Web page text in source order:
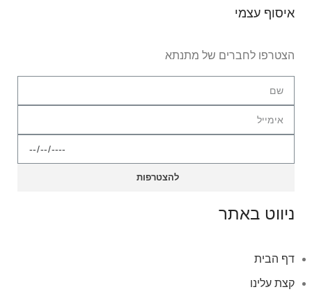
איסוף עצמי
הצטרפו לחברים של מתנתא
להצטרפות
ניווט באתר
דף הבית
קצת עלינו